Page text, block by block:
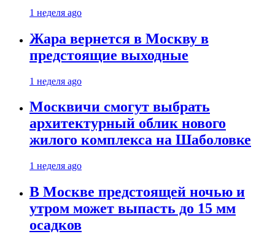
1 неделя ago
Жара вернется в Москву в
предстоящие выходные
1 неделя ago
Москвичи смогут выбрать
архитектурный облик нового
жилого комплекса на Шаболовке
1 неделя ago
В Москве предстоящей ночью и
утром может выпасть до 15 мм
осадков